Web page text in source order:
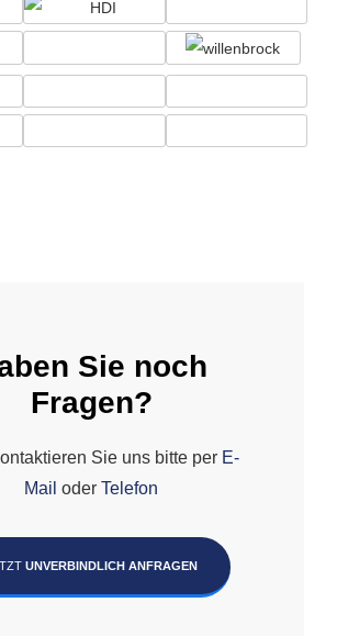
Sie noch
Fragen?
Sie uns bitte per E-
Mail oder Telefon
UNVERBINDLICH ANFRAGEN